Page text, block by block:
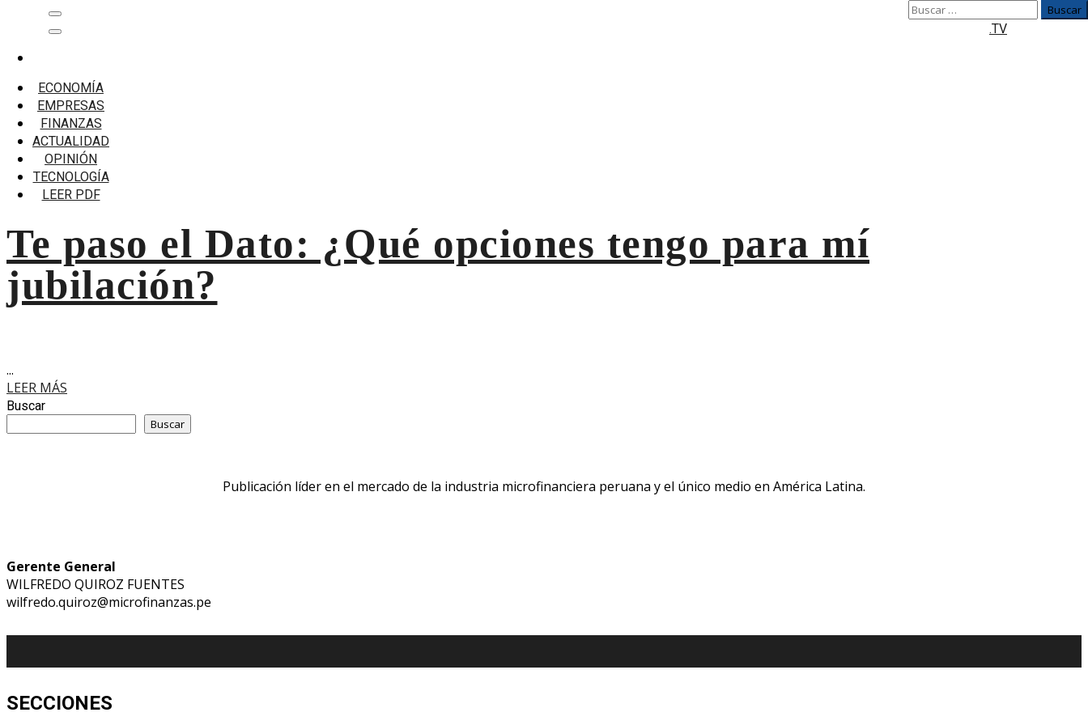
Menú
principal
ECONOMÍA
EMPRESAS
FINANZAS
ACTUALIDAD
OPINIÓN
TECNOLOGÍA
LEER PDF
Buscar:
.TV
si falleces
Te paso el Dato: ¿Qué opciones tengo para mí jubilación?
Te paso el Dato: ¿Qué opciones tengo para mí
jubilación?
...
LEER MÁS
Buscar
Buscar
Publicación líder en el mercado de la industria microfinanciera peruana y el único medio en América Latina.
Gerente General
WILFREDO QUIROZ FUENTES
wilfredo.quiroz@microfinanzas.pe
SECCIONES